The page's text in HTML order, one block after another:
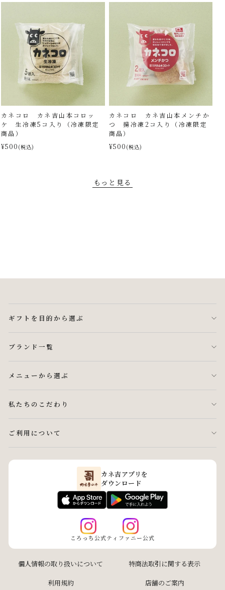
カネコロ カネ吉山本コロッ
ケ 生冷凍5コ入り（冷凍限定
商品）
¥500 (税込)
カネコロ カネ吉山本メンチか
つ 揚冷凍2コ入り（冷凍限定
商品）
¥500 (税込)
もっと見る
ギフトを目的から選ぶ
ブランド一覧
メニューから選ぶ
私たちのこだわり
ご利用について
カネ吉アプリを
ダウンロード
ころっち公式ティファニー公式
個人情報の取り扱いについて
特商法取引に関する表示
利用規約
店舗のご案内